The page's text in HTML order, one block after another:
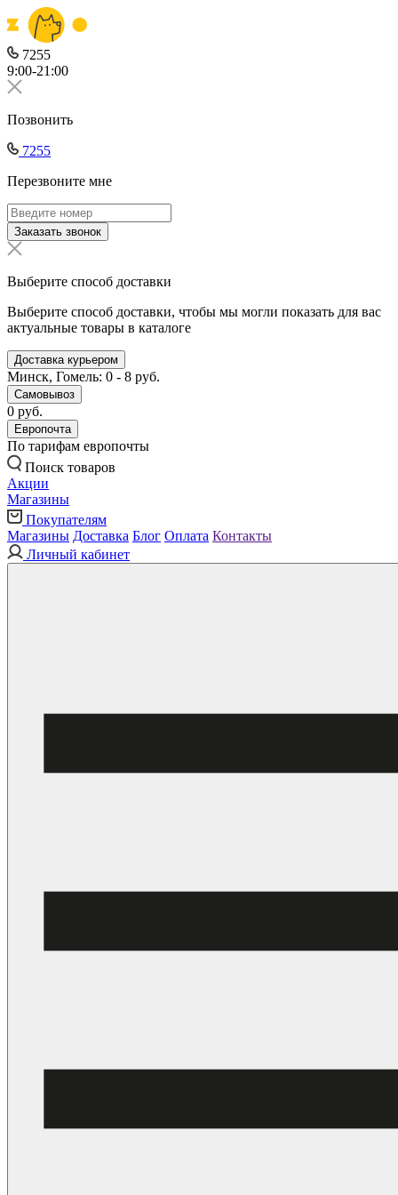
7255
9:00-21:00
Позвонить
7255
Перезвоните мне
Заказать звонок
Выберите способ доставки
Выберите способ доставки, чтобы мы могли показать для вас
актуальные товары в каталоге
Доставка курьером
Минск, Гомель: 0 - 8 руб.
Самовывоз
0 руб.
Европочта
По тарифам европочты
Поиск товаров
Акции
Магазины
Покупателям
Магазины Доставка Блог Оплата Контакты
Личный кабинет